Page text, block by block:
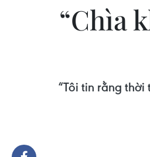
“Chìa
“Tôi tin rằng